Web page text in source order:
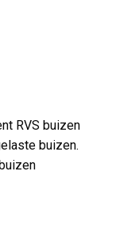
RVS buizen
buizen.